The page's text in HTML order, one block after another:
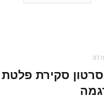
07/
סרטון סקירת